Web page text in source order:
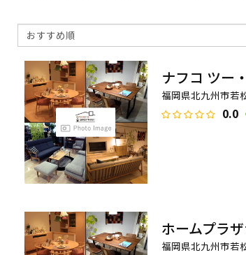
ナフコ ツー
福岡県北九州市若
0.0
ホームプラ
福岡県北九州市若